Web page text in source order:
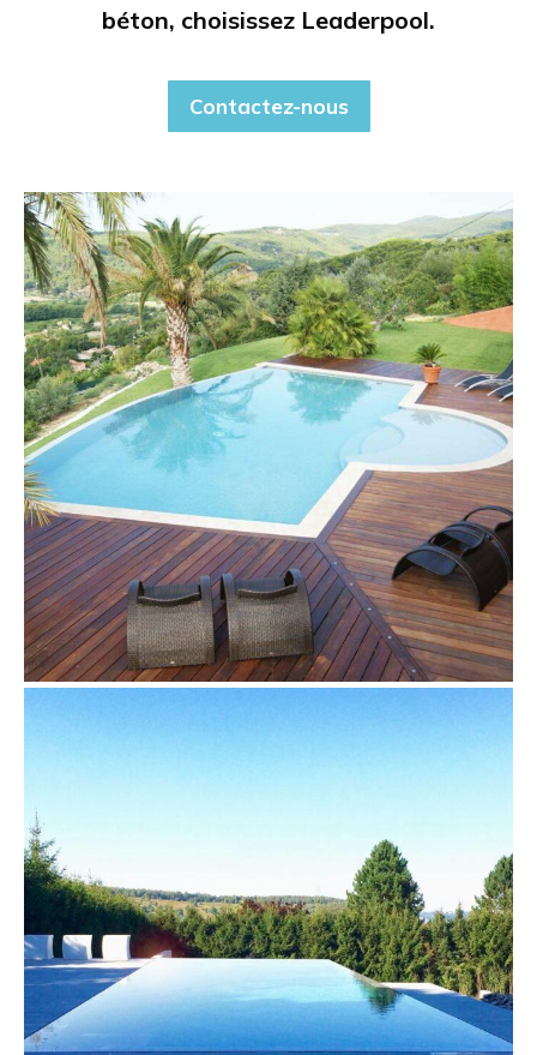
béton, choisissez Leaderpool.
Contactez-nous